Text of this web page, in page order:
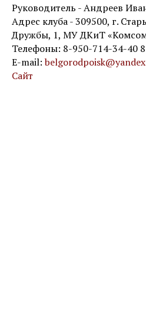
Руководитель - Андреев
Адрес клуба - 309500, г.
Дружбы, 1, МУ ДКиТ
Телефоны: 8-950-714-34-40
Е-mail:
Сайт